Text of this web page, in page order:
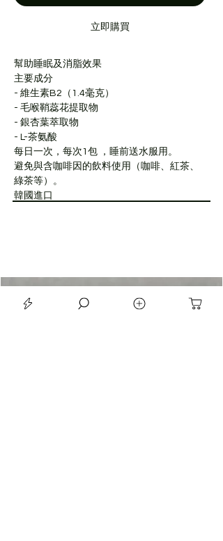
立即購買
幫助睡眠及消脂效果
主要成分
- 維生素B2（1.4毫克）
- 毛喉鞘蕊花提取物
- 銀杏葉萃取物
- L-茶氨酸
每日一次，每次1包 ，睡前送水服用。
避免與含咖啡因的飲料使用（咖啡、紅茶、
綠茶等）。
韓國進口